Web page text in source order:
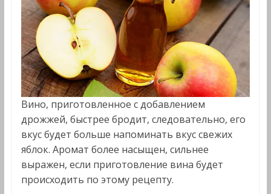
Вино, приготовленное с добавлением
дрожжей, быстрее бродит, следовательно, его
вкус будет больше напоминать вкус свежих
яблок. Аромат более насыщен, сильнее
выражен, если приготовление вина будет
происходить по этому рецепту.